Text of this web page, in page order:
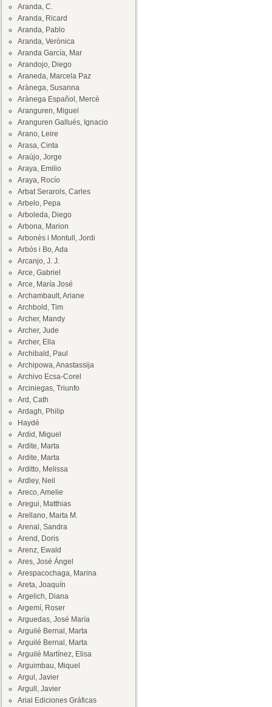
Aranda, C.
Aranda, Ricard
Aranda, Pablo
Aranda, Verònica
Aranda García, Mar
Arandojo, Diego
Araneda, Marcela Paz
Arànega, Susanna
Arànega Español, Mercè
Aranguren, Miguel
Aranguren Gallués, Ignacio
Arano, Leire
Arasa, Cinta
Araújo, Jorge
Araya, Emilio
Araya, Rocío
Arbat Serarols, Carles
Arbelo, Pepa
Arboleda, Diego
Arbona, Marion
Arbonès i Montull, Jordi
Arbós i Bo, Ada
Arcanjo, J. J.
Arce, Gabriel
Arce, María José
Archambault, Ariane
Archbold, Tim
Archer, Mandy
Archer, Jude
Archer, Ella
Archibald, Paul
Archipowa, Anastassija
Archivo Ecsa-Corel
Arciniegas, Triunfo
Ard, Cath
Ardagh, Philip
Haydé
Ardid, Miguel
Ardite, Marta
Ardite, Marta
Arditto, Melissa
Ardley, Neil
Areco, Amelie
Aregui, Matthias
Arellano, Marta M.
Arenal, Sandra
Arend, Doris
Arenz, Ewald
Ares, José Ángel
Arespacochaga, Marina
Areta, Joaquín
Argelich, Diana
Argemí, Roser
Arguedas, José María
Arguilé Bernal, Marta
Arguilé Bernal, Marta
Arguilé Martínez, Elisa
Arguimbau, Miquel
Argul, Javier
Argull, Javier
Arial Ediciones Gráficas